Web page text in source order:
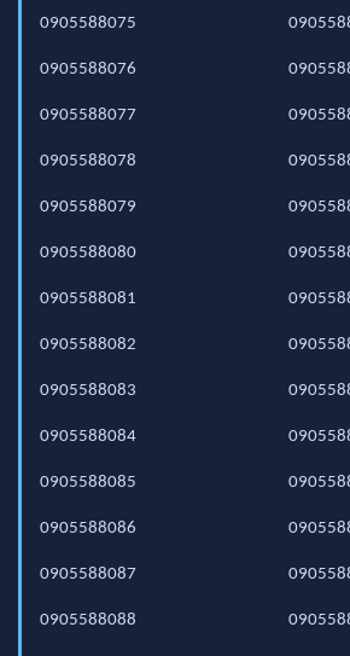
0905588075
0905588076
0905588077
0905588078
0905588079
0905588080
0905588081
0905588082
0905588083
0905588084
0905588085
0905588086
0905588087
0905588088